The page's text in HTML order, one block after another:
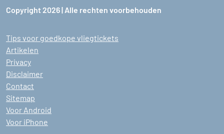
Copyright 2026 | Alle rechten voorbehouden
Tips voor goedkope vliegtickets
Artikelen
Privacy
Disclaimer
Contact
Sitemap
Voor Android
Voor iPhone